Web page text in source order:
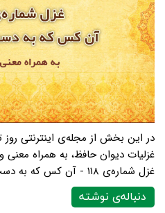
غزلیات دیوان حافظ، به همراه
غزل شماره‌ی ۱۱۸ - آن کس که به دست جام دارد
دنباله‌ی نوشته